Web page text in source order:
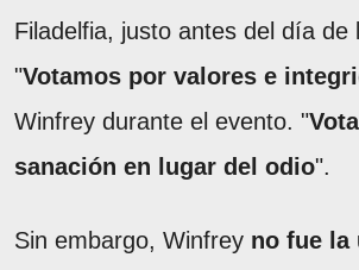
Filadelfia, justo antes del día de
"Votamos por valores e
Winfrey durante el evento. "
sanación en lugar del odio".
Sin embargo, Winfrey no fue la